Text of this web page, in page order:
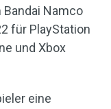
Namco
für PlayStation
und Xbox
eine